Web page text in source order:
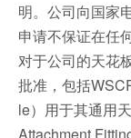
明。公司向国家
申请不保证在任
对于公司的天花
批准，包括
le）用于其通用